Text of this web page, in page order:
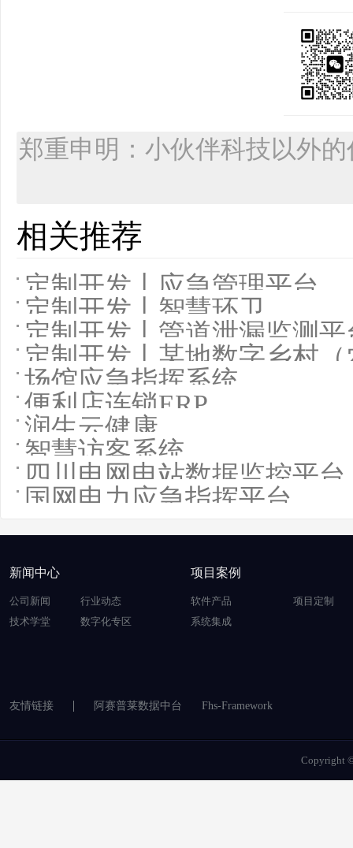
郑重申明：小伙伴科技以外
相关推荐
定制开发丨应急管理平台
定制开发丨智慧环卫
定制开发丨管道泄漏监测平
定制开发丨某地数字乡村
场馆应急指挥系统
便利店连锁ERP
润生云健康
智慧访客系统
四川电网电站数据监控平台
国网电力应急指挥平台
新闻中心
公司新闻
行业动态
技术学堂
数字化专区
项目案例
软件产品
项目定制
系统集成
友情链接 阿赛普莱数据中台 Fhs-Framework
Copyright